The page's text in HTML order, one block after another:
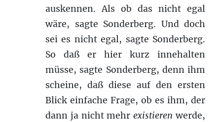
auskennen. Als ob das nicht egal
wäre, sagte Sonderberg. Und doch
sei es nicht egal, sagte Sonderberg.
So daß er hier kurz innehalten
müsse, sagte Sonderberg, denn ihm
scheine, daß diese auf den ersten
Blick einfache Frage, ob es ihm, der
dann ja nicht mehrexistieren werde,